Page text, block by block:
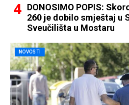
DONOSIMO POPIS:
260 je dobilo smještaj u
Sveučilišta u Mostaru
NOVOSTI